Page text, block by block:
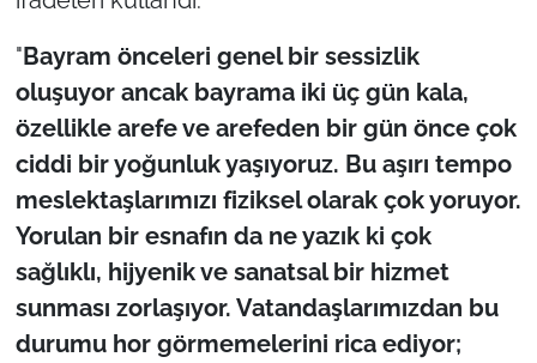
"Bayram önceleri genel bir sessizlik
oluşuyor ancak bayrama iki üç gün kala,
özellikle arefe ve arefeden bir gün önce çok
ciddi bir yoğunluk yaşıyoruz. Bu aşırı tempo
meslektaşlarımızı fiziksel olarak çok yoruyor.
Yorulan bir esnafın da ne yazık ki çok
sağlıklı, hijyenik ve sanatsal bir hizmet
sunması zorlaşıyor. Vatandaşlarımızdan bu
durumu hor görmemelerini rica ediyor;